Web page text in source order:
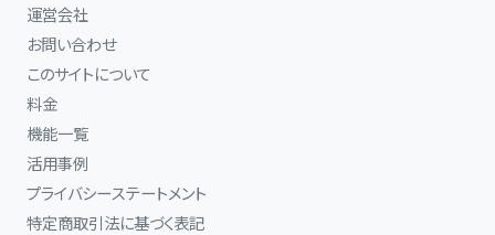
運営会社
お問い合わせ
このサイトについて
料金
機能一覧
活用事例
プライバシーステートメント
特定商取引法に基づく表記